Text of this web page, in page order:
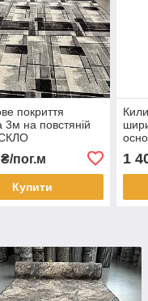
покриття
на повстяній
СКЛО
пог.м
Купити
1